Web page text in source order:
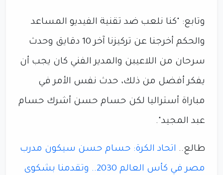
وتابع: "كنا نلعب ضد تقنية الفيديو المساعد
والحكم أخرجنا عن تركيزنا آخر 10 دقايق وحدث
سرحان من اللاعيبن والمدير الفني كان يجب أن
يفكر أفضل من ذلك، حدث نفس الأمر في
مباراة أستراليا لكن حسام حسن أشرك حسام
عبد المجيد".
طالع.. اتحاد الكرة: حسام حسن سيكون مدرب
مصر في كأس العالم 2030.. وتقدمنا بشكوى